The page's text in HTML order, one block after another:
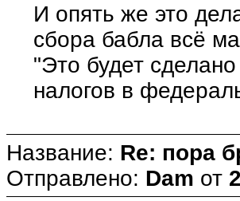
И опять же это
сбора бабла всё
"Это будет
налогов в
Название: Re: пора
Отправлено: Dam от